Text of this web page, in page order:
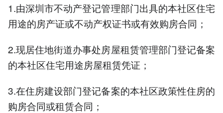
1.由深圳市不动产登记管理部门出具的本社区住宅
用途的房产证或不动产权证书或有效购房合同；
2.现居住地街道办事处房屋租赁管理部门登记备案
的本社区住宅用途房屋租赁凭证；
3.在住房建设部门登记备案的本社区政策性住房的
购房合同或租赁合同；